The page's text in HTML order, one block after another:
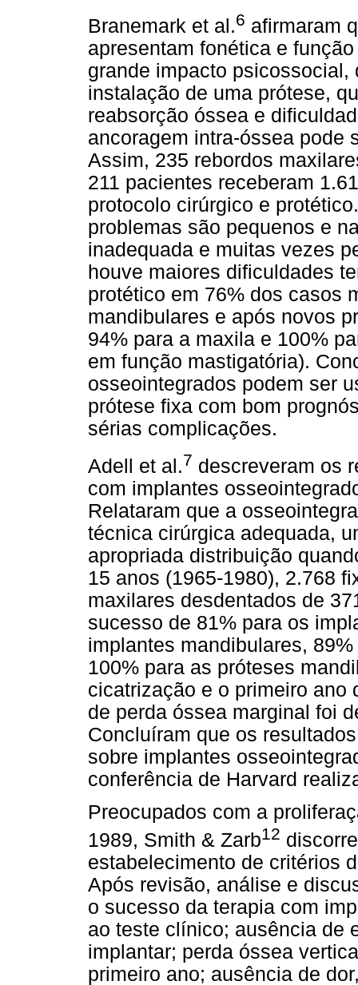
Branemark et al.6 afirmaram
apresentam fonética e
grande impacto
instalação de uma prótese,
reabsorção óssea e
ancoragem intra-óssea pode
Assim, 235 rebordos
211 pacientes receberam
protocolo cirúrgico e
problemas são pequenos e
inadequada e muitas vezes
houve maiores dificuldades
protético em 76% dos casos
mandibulares e após novos
94% para a maxila e 100%
em função mastigatória).
osseointegrados podem ser
prótese fixa com bom
sérias complicações.
Adell et al.7 descreveram os
com implantes
Relataram que a
técnica cirúrgica adequada,
apropriada distribuição
15 anos (1965-1980), 2.768
maxilares desdentados de
sucesso de 81% para os
implantes mandibulares,
100% para as próteses
cicatrização e o primeiro ano
de perda óssea marginal foi
Concluíram que os
sobre implantes
conferência de Harvard
Preocupados com a
1989, Smith & Zarb12
estabelecimento de critérios
Após revisão, análise e
o sucesso da terapia com
ao teste clínico; ausência de
implantar; perda óssea
primeiro ano; ausência de